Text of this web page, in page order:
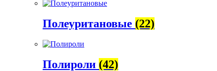
Полеуритановые (22)
Полироли (42)